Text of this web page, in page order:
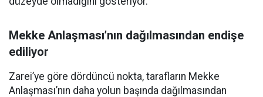
Mekke Anlaşması’nın dağılmasından endişe
ediliyor
Zarei’ye göre dördüncü nokta, tarafların Mekke
Anlaşması’nın daha yolun başında dağılmasından